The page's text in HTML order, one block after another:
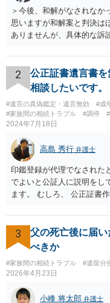
＞今後、和解がなされなか
思いますが和解案と判決は
ありませんが、具体的な訴
わかっている代理人弁護士
ってみましょう。 その上
決は（ケースによって程度
す。 金額は適当ですが、
になりそうな場合、 そのま
判決と変わらないなら払う
のまま判決で１００万円支
マシ」ということで、 合意
は、判決になったらどうな
欠ですので、 初めに述べ
面談相談に行ってみること
2
公正証書遺言書
相談したいです。
#遺言の真偽鑑定・遺言無効 #成
#家族間の相続トラブル
#調停
2024年7月18日
高島 秀行 弁護士
印鑑登録が代理でなされた
でよいと公証人に説明をし
ます。 むしろ、 公正証書
月に携帯が新しくなった母
「面会に来てくれ」で、
話の使い方を教える為に会
電話が切れました。その後
にチップが埋められている
録、介護認定の資料、介護
方がよいと思います。
3
父の死亡後に届
べきか
#家族間の相続トラブル #遺留分
2026年4月23日
小峰 将太郎 弁護士